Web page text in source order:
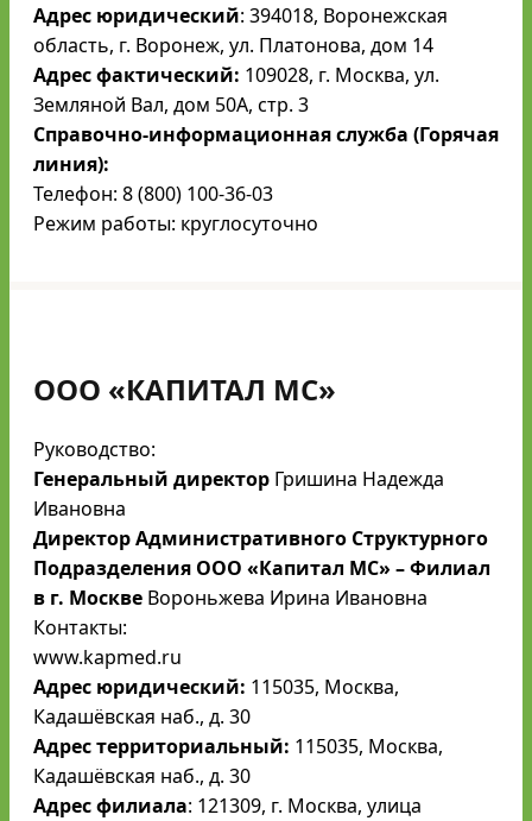
Адрес юридический: 394018, Воронежская
область, г. Воронеж, ул. Платонова, дом 14
Адрес фактический: 109028, г. Москва, ул.
Земляной Вал, дом 50А, стр. 3
Справочно-информационная служба (Горячая
линия):
Телефон: 8 (800) 100-36-03
Режим работы: круглосуточно
ООО «КАПИТАЛ МС»
Руководство:
Генеральный директор Гришина Надежда
Ивановна
Директор Административного Структурного
Подразделения ООО «Капитал МС» – Филиал
в г. Москве Вороньжева Ирина Ивановна
Контакты:
www.kapmed.ru
Адрес юридический: 115035, Москва,
Кадашёвская наб., д. 30
Адрес территориальный: 115035, Москва,
Кадашёвская наб., д. 30
Адрес филиала: 121309, г. Москва, улица